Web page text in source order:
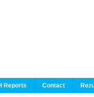
Reports Contact